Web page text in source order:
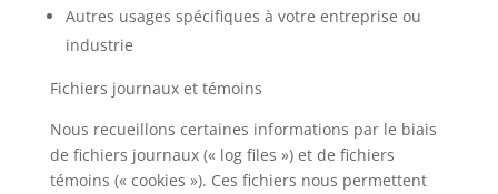
Autres usages spécifiques à votre entreprise ou
industrie
Fichiers journaux et témoins
Nous recueillons certaines informations par le biais
de fichiers journaux (« log files ») et de fichiers
témoins (« cookies »). Ces fichiers nous permettent